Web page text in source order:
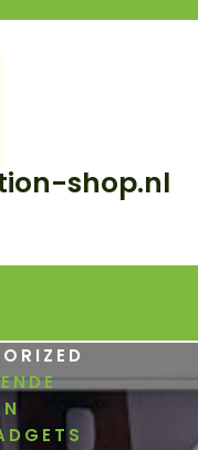
shop.nl